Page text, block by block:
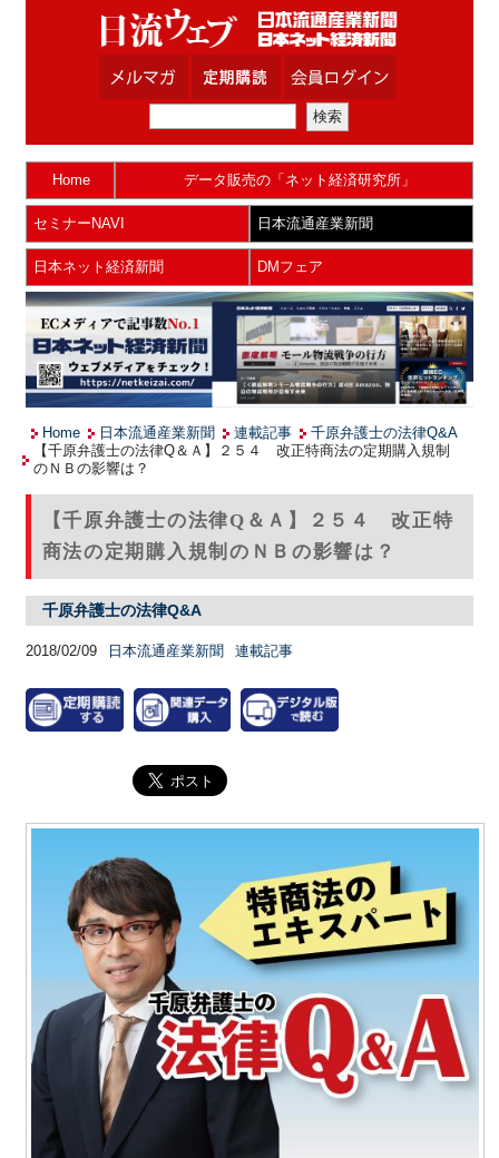
Home データ販売の「ネット経済研究所」
セミナーNAVI 日本流通産業新聞
日本ネット経済新聞 DMフェア
Home 日本流通産業新聞 連載記事
千原弁護士の法律Q&A
【千原弁護士の法律Q＆Ａ】２５４ 改正特商法の定期購入規制
のＮＢの影響は？
【千原弁護士の法律Q＆Ａ】２５４ 改正特
商法の定期購入規制のＮＢの影響は？
千原弁護士の法律Q&A
2018/02/09 日本流通産業新聞 連載記事